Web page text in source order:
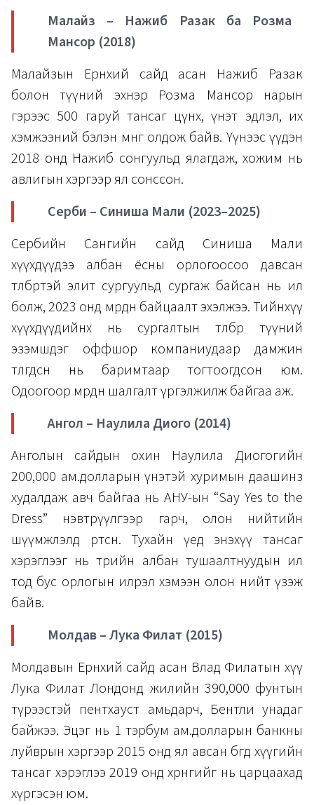
Малайз – Нажиб Разак ба Розма
Мансор (2018)
Малайзын Ерөнхий сайд асан Нажиб Разак
болон түүний эхнэр Розма Мансор нарын
гэрээс 500 гаруй тансаг цүнх, үнэт эдлэл, их
хэмжээний бэлэн мөнгө олдож байв. Үүнээс үүдэн
2018 онд Нажиб сонгуульд ялагдаж, хожим нь
авлигын хэргээр ял сонссон.
Серби – Синиша Мали (2023–2025)
Сербийн Сангийн сайд Синиша Мали
хүүхдүүдээ албан ёсны орлогоосоо давсан
төлбөртэй элит сургуульд сургаж байсан нь ил
болж, 2023 онд мөрдөн байцаалт эхэлжээ. Тийнхүү
хүүхдүүдийнх нь сургалтын төлбөр түүний
эзэмшдэг оффшор компаниудаар дамжин
төлөгдсөн нь баримтаар тогтоогдсон юм.
Одоогоор мөрдөн шалгалт үргэлжилж байгаа аж.
Ангол – Наулила Диого (2014)
Анголын сайдын охин Наулила Диогогийн
200,000 ам.долларын үнэтэй хуримын даашинз
худалдаж авч байгаа нь АНУ-ын “Say Yes to the
Dress” нэвтрүүлгээр гарч, олон нийтийн
шүүмжлэлд өртсөн. Тухайн үед энэхүү тансаг
хэрэглээг нь төрийн албан тушаалтнуудын ил
тод бус орлогын илрэл хэмээн олон нийт үзэж
байв.
Молдав – Лука Филат (2015)
Молдавын Ерөнхий сайд асан Влад Филатын хүү
Лука Филат Лондонд жилийн 390,000 фунтын
түрээстэй пентхауст амьдарч, Бентли унадаг
байжээ. Эцэг нь 1 тэрбум ам.долларын банкны
луйврын хэргээр 2015 онд ял авсан бөгөөд хүүгийн
тансаг хэрэглээ 2019 онд хөрөнгийг нь царцаахад
хүргэсэн юм.